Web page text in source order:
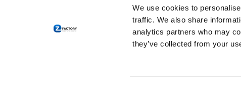
We use cookies to
traffic. We also share
analytics partners who may
they’ve collected from your